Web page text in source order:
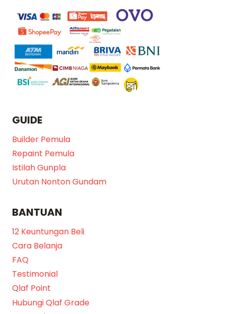
GUIDE
Builder Pemula
Repaint Pemula
Istilah Gunpla
Urutan Nonton Gundam
BANTUAN
12 Keuntungan Beli
Cara Belanja
FAQ
Testimonial
Qlaf Point
Hubungi Qlaf Grade